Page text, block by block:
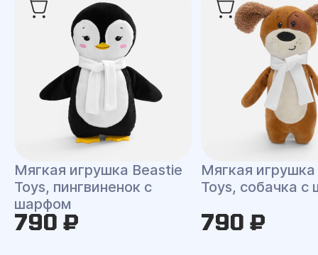
Мягкая игрушка Beastie
Toys, пингвиненок с
шарфом
790 ₽
Мягкая
Toys, собачка
790 ₽